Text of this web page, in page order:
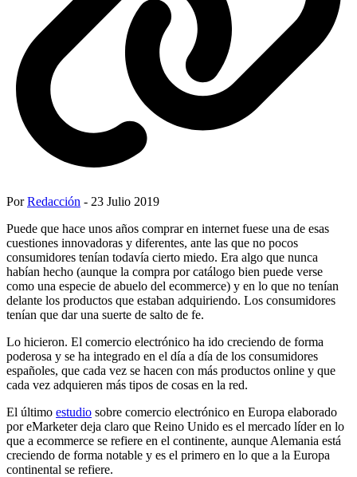
PorRedacción - 23 Julio 2019
Puede que hace unos años comprar en internet fuese una de esas
cuestiones innovadoras y diferentes, ante las que no pocos
consumidores tenían todavía cierto miedo. Era algo que nunca
habían hecho (aunque la compra por catálogo bien puede verse
como una especie de abuelo del ecommerce) y en lo que no tenían
delante los productos que estaban adquiriendo. Los consumidores
tenían que dar una suerte de salto de fe.
Lo hicieron. El comercio electrónico ha ido creciendo de forma
poderosa y se ha integrado en el día a día de los consumidores
españoles, que cada vez se hacen con más productos online y que
cada vez adquieren más tipos de cosas en la red.
El último estudio sobre comercio electrónico en Europa elaborado
por eMarketer deja claro que Reino Unido es el mercado líder en lo
que a ecommerce se refiere en el continente, aunque Alemania está
creciendo de forma notable y es el primero en lo que a la Europa
continental se refiere.